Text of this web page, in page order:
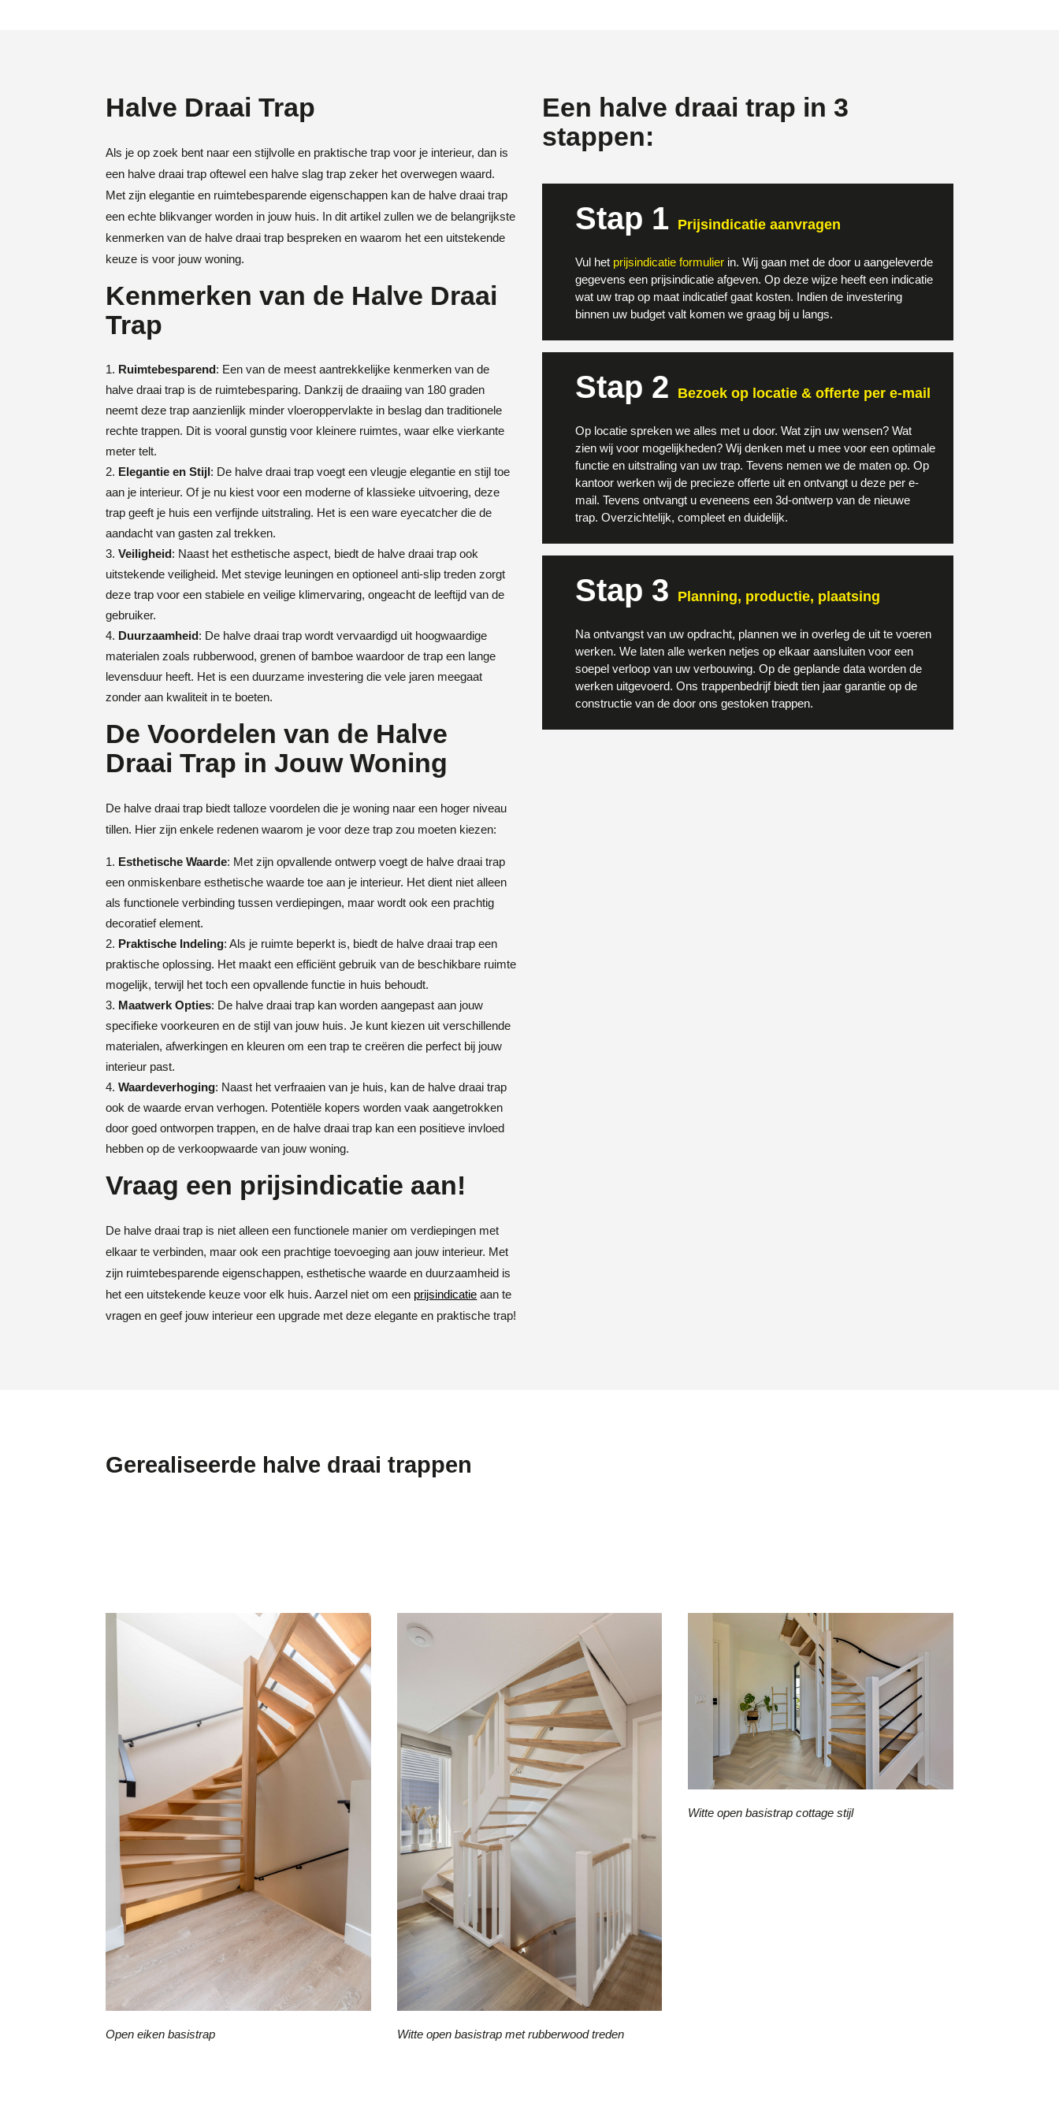
Halve Draai Trap
Als je op zoek bent naar een stijlvolle en praktische trap voor je interieur, dan is
een halve draai trap oftewel een halve slag trap zeker het overwegen waard.
Met zijn elegantie en ruimtebesparende eigenschappen kan de halve draai trap
een echte blikvanger worden in jouw huis. In dit artikel zullen we de belangrijkste
kenmerken van de halve draai trap bespreken en waarom het een uitstekende
keuze is voor jouw woning.
Kenmerken van de Halve Draai
Trap
Ruimtebesparend: Een van de meest aantrekkelijke kenmerken van de
halve draai trap is de ruimtebesparing. Dankzij de draaiing van 180 graden
neemt deze trap aanzienlijk minder vloeroppervlakte in beslag dan traditionele
rechte trappen. Dit is vooral gunstig voor kleinere ruimtes, waar elke vierkante
meter telt.
Elegantie en Stijl: De halve draai trap voegt een vleugje elegantie en stijl toe
aan je interieur. Of je nu kiest voor een moderne of klassieke uitvoering, deze
trap geeft je huis een verfijnde uitstraling. Het is een ware eyecatcher die de
aandacht van gasten zal trekken.
Veiligheid: Naast het esthetische aspect, biedt de halve draai trap ook
uitstekende veiligheid. Met stevige leuningen en optioneel anti-slip treden zorgt
deze trap voor een stabiele en veilige klimervaring, ongeacht de leeftijd van de
gebruiker.
Duurzaamheid: De halve draai trap wordt vervaardigd uit hoogwaardige
materialen zoals rubberwood, grenen of bamboe waardoor de trap een lange
levensduur heeft. Het is een duurzame investering die vele jaren meegaat
zonder aan kwaliteit in te boeten.
De Voordelen van de Halve
Draai Trap in Jouw Woning
De halve draai trap biedt talloze voordelen die je woning naar een hoger niveau
tillen. Hier zijn enkele redenen waarom je voor deze trap zou moeten kiezen:
Esthetische Waarde: Met zijn opvallende ontwerp voegt de halve draai trap
een onmiskenbare esthetische waarde toe aan je interieur. Het dient niet alleen
als functionele verbinding tussen verdiepingen, maar wordt ook een prachtig
decoratief element.
Praktische Indeling: Als je ruimte beperkt is, biedt de halve draai trap een
praktische oplossing. Het maakt een efficiënt gebruik van de beschikbare ruimte
mogelijk, terwijl het toch een opvallende functie in huis behoudt.
Maatwerk Opties: De halve draai trap kan worden aangepast aan jouw
specifieke voorkeuren en de stijl van jouw huis. Je kunt kiezen uit verschillende
materialen, afwerkingen en kleuren om een trap te creëren die perfect bij jouw
interieur past.
Waardeverhoging: Naast het verfraaien van je huis, kan de halve draai trap
ook de waarde ervan verhogen. Potentiële kopers worden vaak aangetrokken
door goed ontworpen trappen, en de halve draai trap kan een positieve invloed
hebben op de verkoopwaarde van jouw woning.
Vraag een prijsindicatie aan!
De halve draai trap is niet alleen een functionele manier om verdiepingen met
elkaar te verbinden, maar ook een prachtige toevoeging aan jouw interieur. Met
zijn ruimtebesparende eigenschappen, esthetische waarde en duurzaamheid is
het een uitstekende keuze voor elk huis. Aarzel niet om een prijsindicatie aan te
vragen en geef jouw interieur een upgrade met deze elegante en praktische trap!
Een halve draai trap in 3
stappen:
Stap 1 Prijsindicatie aanvragen
Vul het prijsindicatie formulier in. Wij gaan met de door u aangeleverde
gegevens een prijsindicatie afgeven. Op deze wijze heeft een indicatie
wat uw trap op maat indicatief gaat kosten. Indien de investering
binnen uw budget valt komen we graag bij u langs.
Stap 2 Bezoek op locatie & offerte per e-mail
Op locatie spreken we alles met u door. Wat zijn uw wensen? Wat
zien wij voor mogelijkheden? Wij denken met u mee voor een optimale
functie en uitstraling van uw trap. Tevens nemen we de maten op. Op
kantoor werken wij de precieze offerte uit en ontvangt u deze per e-
mail. Tevens ontvangt u eveneens een 3d-ontwerp van de nieuwe
trap. Overzichtelijk, compleet en duidelijk.
Stap 3 Planning, productie, plaatsing
Na ontvangst van uw opdracht, plannen we in overleg de uit te voeren
werken. We laten alle werken netjes op elkaar aansluiten voor een
soepel verloop van uw verbouwing. Op de geplande data worden de
werken uitgevoerd. Ons trappenbedrijf biedt tien jaar garantie op de
constructie van de door ons gestoken trappen.
Gerealiseerde halve draai trappen
Open eiken basistrap Witte open basistrap met rubberwood treden
Witte open basistrap cottage stijl